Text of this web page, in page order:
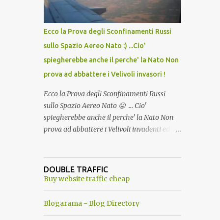
del Capo, era "spettacolare Ghiacciato, ma
andava bene anche, a Temperatura
Ambiente"! Riproponiamo l'articolo per NON
Ecco la Prova degli Sconfinamenti Russi
sullo Spazio Aereo Nato :) ...Cio'
spiegherebbe anche il perche' la Nato Non
prova ad abbattere i Velivoli invasori !
Ecco la Prova degli Sconfinamenti Russi
sullo Spazio Aereo Nato 😛 ... Cio'
spiegherebbe anche il perche' la Nato Non
prova ad abbattere i Velivoli invadenti ed
alcuna notizia di un'invasione dello spazio
aereo NATO da parte di un robot chiamato
ancora una fantasia Nato o forse una "False
DOUBLE TRAFFIC
Buy website traffic cheap
Blogarama - Blog Directory